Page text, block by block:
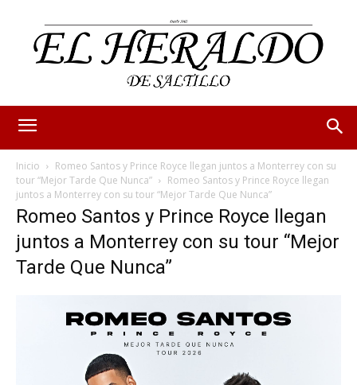
Inicio
Romeo Santos y Prince Royce llegan juntos a Monterrey con su
tour “Mejor Tarde Que Nunca”
Romeo Santos y Prince Royce llegan
juntos a Monterrey con su tour “Mejor Tarde Que Nunca”
Romeo Santos y Prince Royce llegan
juntos a Monterrey con su tour “Mejor
Tarde Que Nunca”